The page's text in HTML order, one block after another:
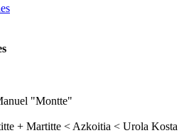
"Montte"
+ Martitte < Azkoitia < Urola